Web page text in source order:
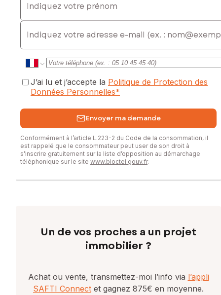
E-mail
J’ai lu et j’accepte la Politique de Protection des
Données Personnelles*
Envoyer ma demande
Conformément à l’article L.223-2 du Code de la consommation, il
est rappelé que le consommateur peut user de son droit à
s’inscrire gratuitement sur la liste d’opposition au démarchage
téléphonique sur le site www.bloctel.gouv.fr.
Un de vos proches a un projet
immobilier ?
Achat ou vente, transmettez-moi l’info via l’appli
SAFTI Connect et gagnez 875€ en moyenne.